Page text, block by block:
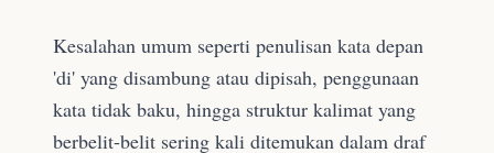
Kesalahan umum seperti penulisan kata depan
'di' yang disambung atau dipisah, penggunaan
kata tidak baku, hingga struktur kalimat yang
berbelit-belit sering kali ditemukan dalam draf